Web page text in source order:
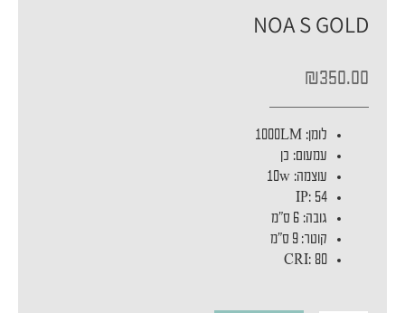
NOA S GOLD
₪350.00
לומן:
1000LM
עמעום: כן
עוצמה:
10w
IP: 54
גובה:6 ס”מ
קוטר: 9 ס”מ
CRI: 80